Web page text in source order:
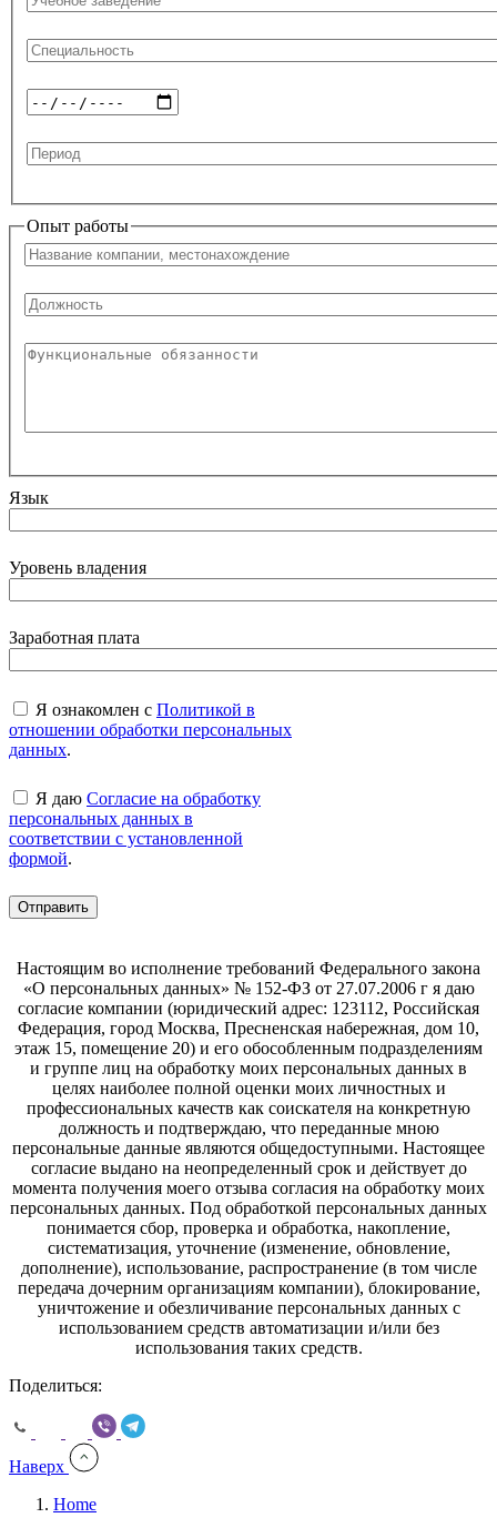
Опыт работы
Язык
Уровень владения
Заработная плата
Я ознакомлен с Политикой в
отношении обработки персональных
данных.
Я даю Согласие на обработку
персональных данных в
соответствии с установленной
формой.
Настоящим во исполнение требований Федерального закона
«О персональных данных» № 152-ФЗ от 27.07.2006 г я даю
согласие компании (юридический адрес: 123112, Российская
Федерация, город Москва, Пресненская набережная, дом 10,
этаж 15, помещение 20) и его обособленным подразделениям
и группе лиц на обработку моих персональных данных в
целях наиболее полной оценки моих личностных и
профессиональных качеств как соискателя на конкретную
должность и подтверждаю, что переданные мною
персональные данные являются общедоступными. Настоящее
согласие выдано на неопределенный срок и действует до
момента получения моего отзыва согласия на обработку моих
персональных данных. Под обработкой персональных данных
понимается сбор, проверка и обработка, накопление,
систематизация, уточнение (изменение, обновление,
дополнение), использование, распространение (в том числе
передача дочерним организациям компании), блокирование,
уничтожение и обезличивание персональных данных с
использованием средств автоматизации и/или без
использования таких средств.
Поделиться:
Наверх
Home